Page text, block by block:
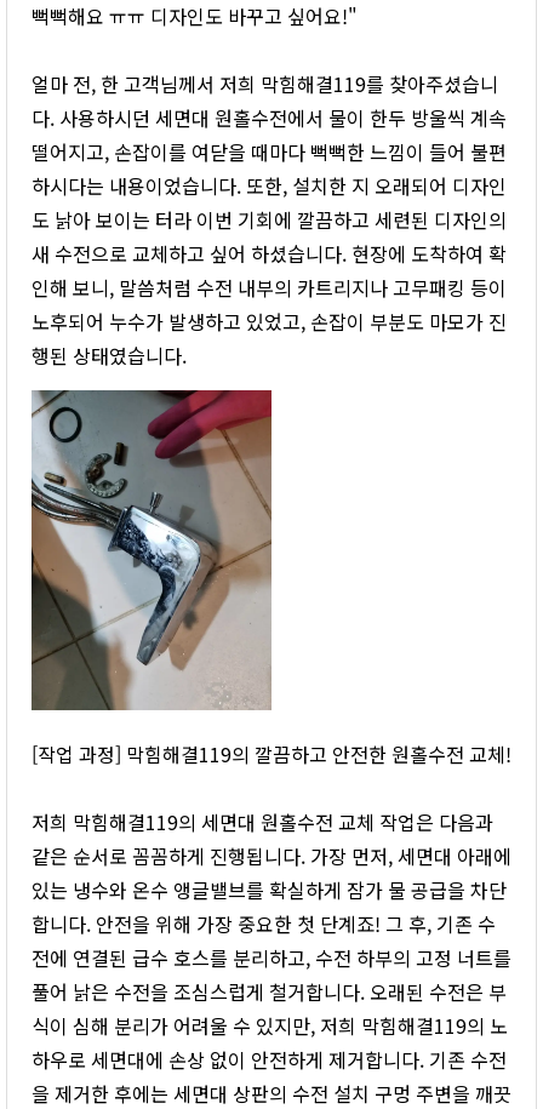
뻑뻑해요 ㅠㅠ 디자인도 바꾸고 싶어요!"
얼마 전, 한 고객님께서 저희 막힘해결119를 찾아주셨습니
다. 사용하시던 세면대 원홀수전에서 물이 한두 방울씩 계속
떨어지고, 손잡이를 여닫을 때마다 뻑뻑한 느낌이 들어 불편
하시다는 내용이었습니다. 또한, 설치한 지 오래되어 디자인
도 낡아 보이는 터라 이번 기회에 깔끔하고 세련된 디자인의
새 수전으로 교체하고 싶어 하셨습니다. 현장에 도착하여 확
인해 보니, 말씀처럼 수전 내부의 카트리지나 고무패킹 등이
노후되어 누수가 발생하고 있었고, 손잡이 부분도 마모가 진
행된 상태였습니다.
[작업 과정] 막힘해결119의 깔끔하고 안전한 원홀수전 교체!
저희 막힘해결119의 세면대 원홀수전 교체 작업은 다음과
같은 순서로 꼼꼼하게 진행됩니다. 가장 먼저, 세면대 아래에
있는 냉수와 온수 앵글밸브를 확실하게 잠가 물 공급을 차단
합니다. 안전을 위해 가장 중요한 첫 단계죠! 그 후, 기존 수
전에 연결된 급수 호스를 분리하고, 수전 하부의 고정 너트를
풀어 낡은 수전을 조심스럽게 철거합니다. 오래된 수전은 부
식이 심해 분리가 어려울 수 있지만, 저희 막힘해결119의 노
하우로 세면대에 손상 없이 안전하게 제거합니다. 기존 수전
을 제거한 후에는 세면대 상판의 수전 설치 구멍 주변을 깨끗